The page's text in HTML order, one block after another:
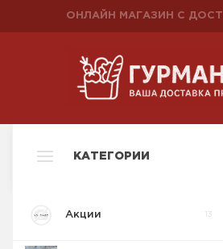
ОНЛАЙН МАГАЗИН С
КАТЕГОРИИ
Акции 13